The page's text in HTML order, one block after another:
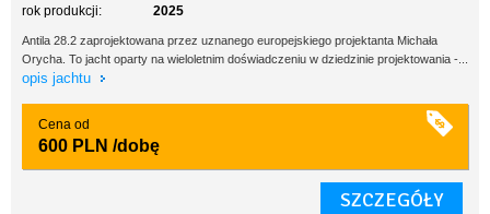
rok produkcji:
2025
Antila 28.2 zaprojektowana przez uznanego europejskiego projektanta Michała
Orycha. To jacht oparty na wieloletnim doświadczeniu w dziedzinie projektowania -...
opis jachtu
Cena od
600 PLN /dobę
SZCZEGÓŁY